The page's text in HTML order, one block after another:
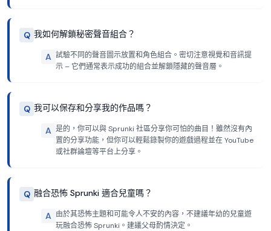
Q 我如何解鎖秘密聲音組合？
A 試驗不同的聲音圖示放置和角色組合。密切注意視覺和音訊提
示 – 它們通常表示成功的組合並解鎖隱藏的聲音層。
Q 我可以保存和分享我的作品嗎？
A 是的，你可以與 Sprunki 社區分享你可怕的曲目！雖然沒有內
置的分享功能，但你可以輕鬆錄製你的遊戲過程並在 YouTube
或社群論壇等平台上分享。
Q 融合恐怖 Sprunki 適合兒童嗎？
A 由於其恐怖主題和可能令人不安的內容，不建議年幼的兒童遊
玩融合恐怖 Sprunki。建議父母酌情決定。